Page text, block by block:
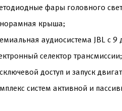
фары головного
крыша;
аудиосистема JBL с
селектор трансмиссии;
доступ и запуск
систем активной и